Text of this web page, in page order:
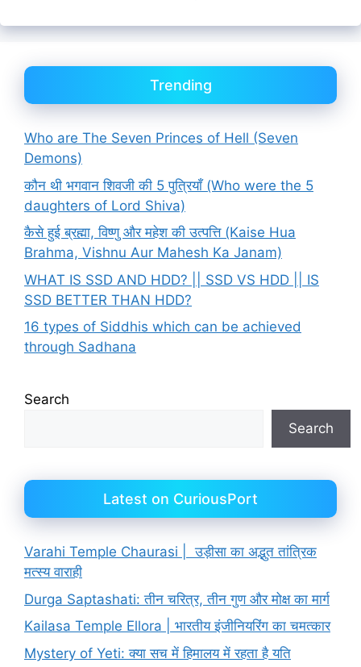
Trending
Who are The Seven Princes of Hell (Seven
Demons)
कौन थी भगवान शिवजी की 5 पुत्रियाँ (Who were the 5
daughters of Lord Shiva)
कैसे हुई ब्रह्मा, विष्णु और महेश की उत्पत्ति (Kaise Hua
Brahma, Vishnu Aur Mahesh Ka Janam)
WHAT IS SSD AND HDD? || SSD VS HDD || IS
SSD BETTER THAN HDD?
16 types of Siddhis which can be achieved
through Sadhana
Search
Search
Latest on CuriousPort
Varahi Temple Chaurasi | उड़ीसा का अद्भुत तांत्रिक
मत्स्य वाराही
Durga Saptashati: तीन चरित्र, तीन गुण और मोक्ष का मार्ग
Kailasa Temple Ellora | भारतीय इंजीनियरिंग का चमत्कार
Mystery of Yeti: क्या सच में हिमालय में रहता है यति